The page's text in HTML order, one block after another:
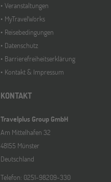
Veranstaltungen
MyTravelWorks
Reisebedingungen
Datenschutz
Barrierefreiheitserklärung
Kontakt & Impressum
KONTAKT
Travelplus Group GmbH
Am Mittelhafen 32
48155 Münster
Deutschland
Telefon: 0251-98209-330